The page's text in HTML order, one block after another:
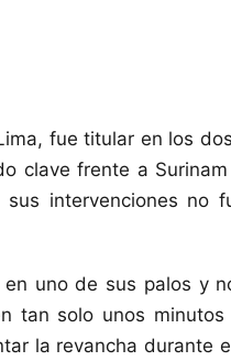
fue titular en los
clave frente a
intervenciones no
en uno de sus palos y
tan solo unos
la revancha durante